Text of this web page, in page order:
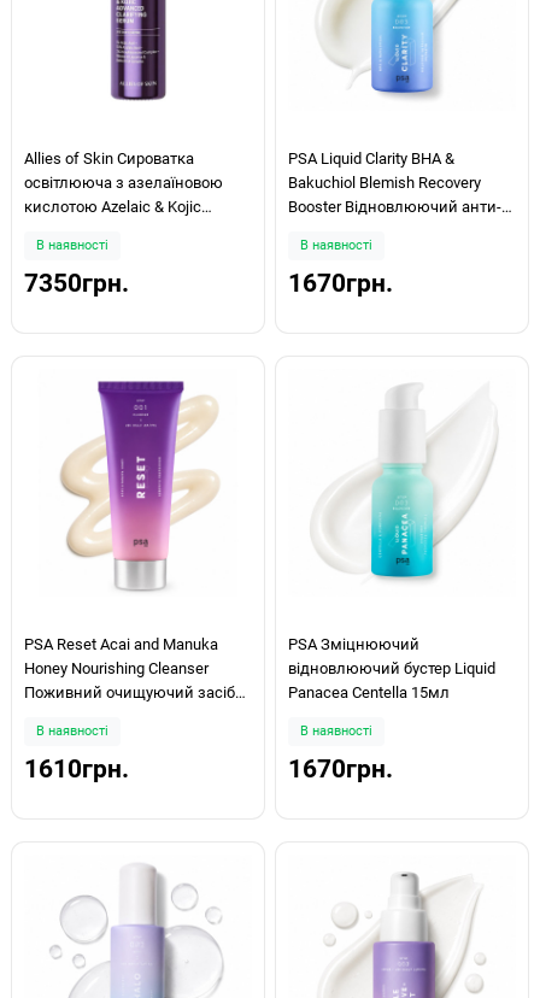
Allies of Skin Сироватка
освітлююча з азелаїновою
кислотою Azelaic & Kojic
В наявності
7350грн.
PSA Liquid Clarity BHA &
Bakuchiol Blemish Recovery
Booster Відновлюючий анти-
В наявності
1670грн.
PSA Reset Acai and Manuka
Honey Nourishing Cleanser
Поживний очищуючий засіб
В наявності
1610грн.
PSA Зміцнюючий
відновлюючий бустер Liquid
Panacea Centella 15мл
В наявності
1670грн.